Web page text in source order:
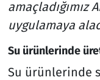
amaçladığımız
uygulamaya
Su ürünlerinde
Su ürünlerinde